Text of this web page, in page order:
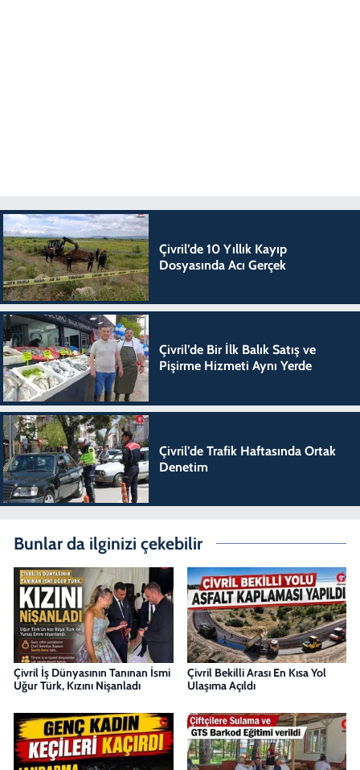
Çivril’de 10 Yıllık Kayıp
Dosyasında Acı Gerçek
Çivril’de Bir İlk Balık Satış ve
Pişirme Hizmeti Aynı Yerde
Çivril’de Trafik Haftasında Ortak
Denetim
Bunlar da ilginizi çekebilir
Çivril İş Dünyasının Tanınan İsmi
Uğur Türk, Kızını Nişanladı
Çivril Bekilli Arası En Kısa Yol
Ulaşıma Açıldı